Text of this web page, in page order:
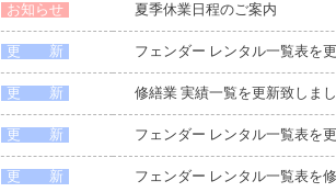
お知らせ 夏季休業日程のご案内
更 新 フェンダー レンタル一覧表を
更 新 修繕業 実績一覧を更新致しま
更 新 フェンダー レンタル一覧表を
更 新 フェンダー レンタル一覧表を